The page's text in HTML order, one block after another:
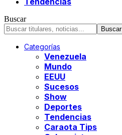
Buscar
Categorías
Venezuela
Mundo
EEUU
Sucesos
Show
Deportes
Tendencias
Caraota Tips